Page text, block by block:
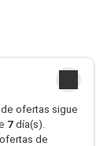
de ofertas sigue
7día(s).
de